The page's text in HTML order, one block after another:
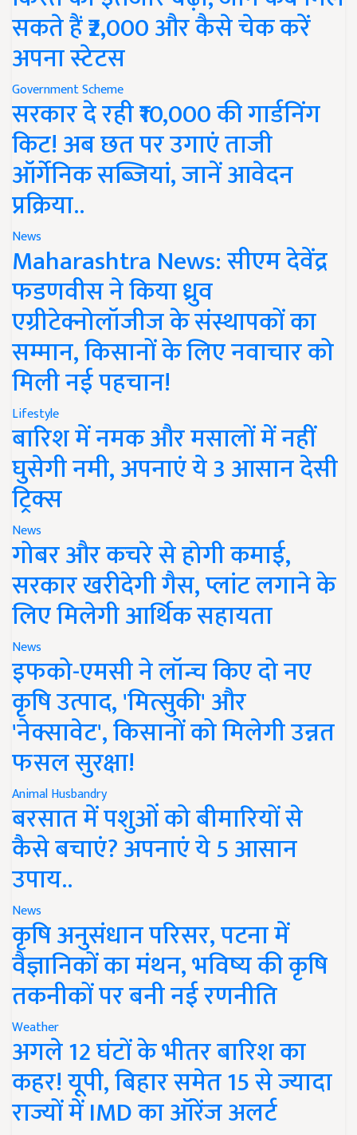
सकते हैं ₹2,000 और कैसे चेक करें
अपना स्टेटस
Government Scheme
सरकार दे रही ₹10,000 की गार्डनिंग
किट! अब छत पर उगाएं ताजी
ऑर्गेनिक सब्जियां, जानें आवेदन
प्रक्रिया..
News
Maharashtra News: सीएम देवेंद्र
फडणवीस ने किया ध्रुव
एग्रीटेक्नोलॉजीज के संस्थापकों का
सम्मान, किसानों के लिए नवाचार को
मिली नई पहचान!
Lifestyle
बारिश में नमक और मसालों में नहीं
घुसेगी नमी, अपनाएं ये 3 आसान देसी
ट्रिक्स
News
गोबर और कचरे से होगी कमाई,
सरकार खरीदेगी गैस, प्लांट लगाने के
लिए मिलेगी आर्थिक सहायता
News
इफको-एमसी ने लॉन्च किए दो नए
कृषि उत्पाद, 'मित्सुकी' और
'नेक्सावेट', किसानों को मिलेगी उन्नत
फसल सुरक्षा!
Animal Husbandry
बरसात में पशुओं को बीमारियों से
कैसे बचाएं? अपनाएं ये 5 आसान
उपाय..
News
कृषि अनुसंधान परिसर, पटना में
वैज्ञानिकों का मंथन, भविष्य की कृषि
तकनीकों पर बनी नई रणनीति
Weather
अगले 12 घंटों के भीतर बारिश का
कहर! यूपी, बिहार समेत 15 से ज्यादा
राज्यों में IMD का ऑरेंज अलर्ट